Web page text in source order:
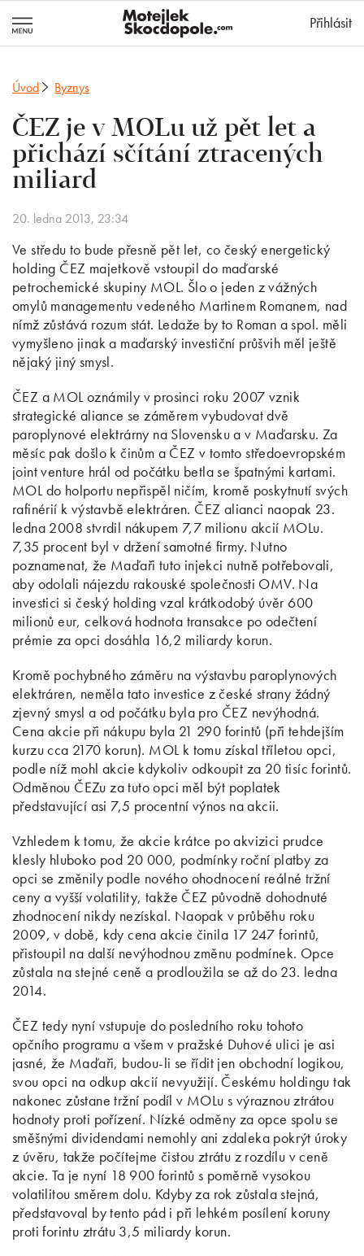
Přihlásit
Úvod Byznys
ČEZ je v MOLu už pět let a
přichází sčítání ztracených
miliard
20. ledna 2013, 23:34
Ve středu to bude přesně pět let, co český energetický
holding ČEZ majetkově vstoupil do maďarské
petrochemické skupiny MOL. Šlo o jeden z vážných
omylů managementu vedeného Martinem Romanem, nad
nímž zůstává rozum stát. Ledaže by to Roman a spol. měli
vymyšleno jinak a maďarský investiční průšvih měl ještě
nějaký jiný smysl.
ČEZ a MOL oznámily v prosinci roku 2007 vznik
strategické aliance se záměrem vybudovat dvě
paroplynové elektrárny na Slovensku a v Maďarsku. Za
měsíc pak došlo k činům a ČEZ v tomto středoevropském
joint venture hrál od počátku betla se špatnými kartami.
MOL do holportu nepřispěl ničím, kromě poskytnutí svých
rafinérií k výstavbě elektráren. ČEZ alianci naopak 23.
ledna 2008 stvrdil nákupem 7,7 milionu akcií MOLu.
7,35 procent byl v držení samotné firmy. Nutno
poznamenat, že Maďaři tuto injekci nutně potřebovali,
aby odolali nájezdu rakouské společnosti OMV. Na
investici si český holding vzal krátkodobý úvěr 600
milionů eur, celková hodnota transakce po odečtení
prémie za opci dosáhla 16,2 miliardy korun.
Kromě pochybného záměru na výstavbu paroplynových
elektráren, neměla tato investice z české strany žádný
zjevný smysl a od počátku byla pro ČEZ nevýhodná.
Cena akcie při nákupu byla 21 290 forintů (při tehdejším
kurzu cca 2170 korun). MOL k tomu získal tříletou opci,
podle níž mohl akcie kdykoliv odkoupit za 20 tisíc forintů.
Odměnou ČEZu za tuto opci měl být poplatek
představující asi 7,5 procentní výnos na akcii.
Vzhledem k tomu, že akcie krátce po akvizici prudce
klesly hluboko pod 20 000, podmínky roční platby za
opci se změnily podle nového ohodnocení reálné tržní
ceny a vyšší volatility, takže ČEZ původně dohodnuté
zhodnocení nikdy nezískal. Naopak v průběhu roku
2009, v době, kdy cena akcie činila 17 247 forintů,
přistoupil na další nevýhodnou změnu podmínek. Opce
zůstala na stejné ceně a prodloužila se až do 23. ledna
2014.
ČEZ tedy nyní vstupuje do posledního roku tohoto
opčního programu a všem v pražské Duhové ulici je asi
jasné, že Maďaři, budou-li se řídit jen obchodní logikou,
svou opci na odkup akcií nevyužijí. Českému holdingu tak
nakonec zůstane tržní podíl v MOLu s výraznou ztrátou
hodnoty proti pořízení. Nízké odměny za opce spolu se
směšnými dividendami nemohly ani zdaleka pokrýt úroky
z úvěru, takže počítejme čistou ztrátu z rozdílu v ceně
akcie. Ta je nyní 18 900 forintů s poměrně vysokou
volatilitou směrem dolu. Kdyby za rok zůstala stejná,
představoval by tento pád i při lehkém posílení koruny
proti forintu ztrátu 3,5 miliardy korun.